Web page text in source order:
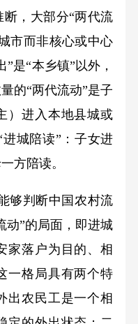
，大部分“两代流
市而非核心或中心
是“本乡镇”以外，
的“两代流动”是子
）进入本地县城或
城陪读”：子女进
方陪读。
够判断中国农村流
动”的局面，即进城
家落户为目的、相
一格局具有两个特
出农民工是一个相